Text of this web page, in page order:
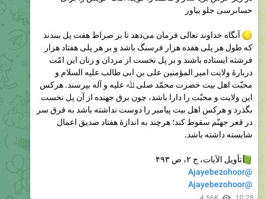
آنگاه خداوند تعالی‌ فرمان می‌دهد تا بر صراط هفت پل ببندند
فرشته ایستاده باشند و بر پل نخست از مردان و زنان این امّت
دربارهٔ ولایت امير المؤمنين علی بن ابی طالب علیه السلام و
محبّت اهل بیت حضرت محمّد صلی ﷲ علیه و آله بپرسند. هرکس
این ولایت و محبّت را دارا باشد، چون برق جهنده از آن پل نخست
بگذرد و هرکس اهل بیت پیامبر را دوست نداشته باشد به فرق سر
در قعر جهنّم سقوط کند؛ هرچند به اندازۀ هفتاد صدیق اعمال
شایسته داشته باشد.
تأويل الآيات، ج ۲، ص ۴۹۳
@Ajayebezohoor
4.56K 10:28